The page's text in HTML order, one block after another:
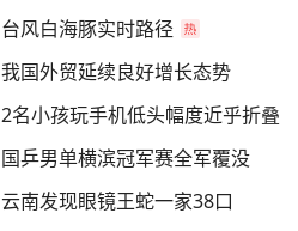
台风白海豚实时路径
我国外贸延续良好增长态势
2名小孩玩手机低头幅度近乎折叠
国乒男单横滨冠军赛全军覆没
云南发现眼镜王蛇一家38口